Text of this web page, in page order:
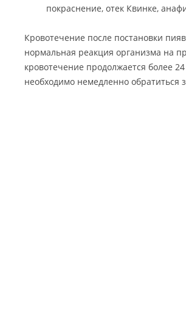
покраснение, отек Квинке,
Кровотечение после постановки
нормальная реакция организма на
кровотечение продолжается более
необходимо немедленно